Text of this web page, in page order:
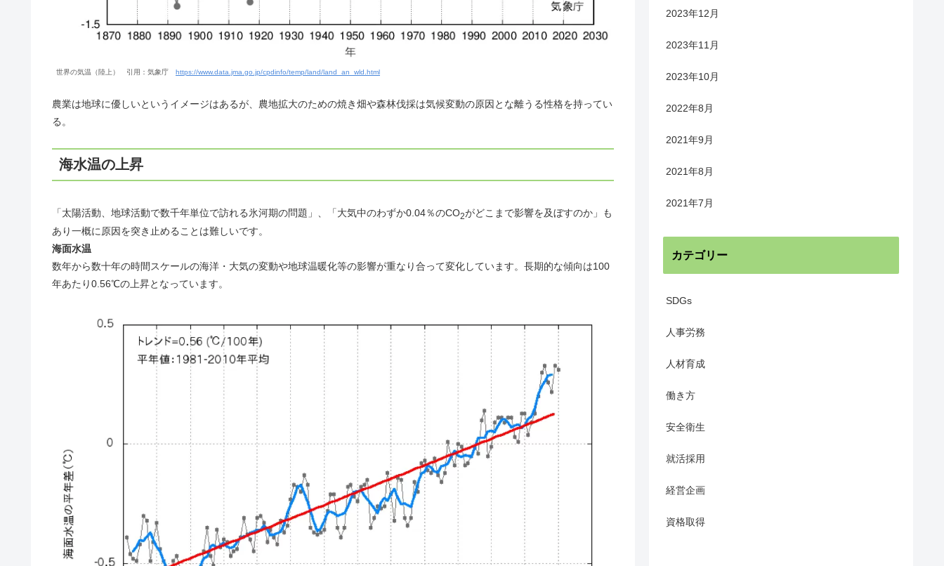
世界の気温（陸上） 引用：気象庁 https://www.data.jma.go.jp/cpdinfo/temp/land/land_an_wld.html
農業は地球に優しいというイメージはあるが、農地拡大のための焼き畑や森林伐採は気候変動の原因とな離うる性格を持ってい
る。
海水温の上昇
「太陽活動、地球活動で数千年単位で訪れる氷河期の問題」、「大気中のわずか0.04％のCO2がどこまで影響を及ぼすのか」も
あり一概に原因を突き止めることは難しいです。
海面水温
数年から数十年の時間スケールの海洋・大気の変動や地球温暖化等の影響が重なり合って変化しています。長期的な傾向は100
年あたり0.56℃の上昇となっています。
2023年12月
2023年11月
2023年10月
2022年8月
2021年9月
2021年8月
2021年7月
カテゴリー
SDGs
人事労務
人材育成
働き方
安全衛生
就活採用
経営企画
資格取得